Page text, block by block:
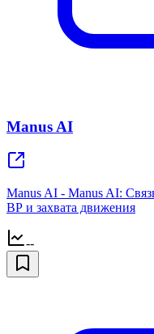
Manus AI
Manus AI - Manus AI:
ВР и захвата движения
--